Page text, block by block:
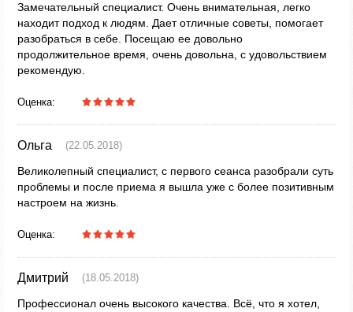
Замечательный специалист. Очень внимательная, легко
находит подход к людям. Дает отличные советы, помогает
разобраться в себе. Посещаю ее довольно
продолжительное время, очень довольна, с удовольствием
рекомендую.
Оценка:
Ольга (22.05.2018)
Великолепный специалист, с первого сеанса разобрали суть
проблемы и после приема я вышла уже с более позитивным
настроем на жизнь.
Оценка:
Дмитрий (18.05.2018)
Профессионал очень высокого качества. Всё, что я хотел,